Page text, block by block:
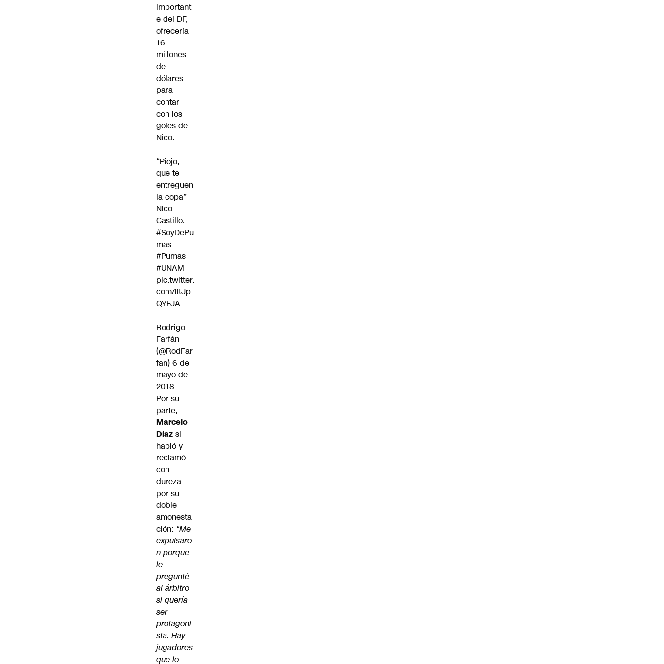
important
e del DF,
ofrecería
16
millones
de
dólares
para
contar
con los
goles de
Nico.
“Piojo,
que te
entreguen
la copa”
Nico
Castillo.
#SoyDePu
mas
#Pumas
#UNAM
pic.twitter.
com/litJp
QYFJA
—
Rodrigo
Farfán
(@RodFar
fan) 6 de
mayo de
2018
Por su
parte,
Marcelo
Díaz si
habló y
reclamó
con
dureza
por su
doble
amonesta
ción: “Me
expulsaro
n porque
le
pregunté
al árbitro
si quería
ser
protagoni
sta. Hay
jugadores
que lo